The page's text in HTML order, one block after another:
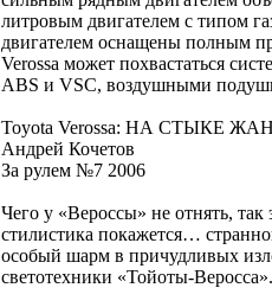
литровым двигателем с типом
двигателем оснащены полным
Verossa может похвастаться
ABS и VSC, воздушными
Toyota Verossa: НА СТЫКЕ
Андрей Кочетов
За рулем №7 2006
Чего у «Вероссы» не отнять,
стилистика покажется…
особый шарм в причудливых
светотехники «Тойоты-Веросса».